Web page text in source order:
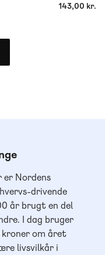
143,00 kr.
er Nordens
drivende
år brugt en del
I dag bruger
om året
livsvilkår i